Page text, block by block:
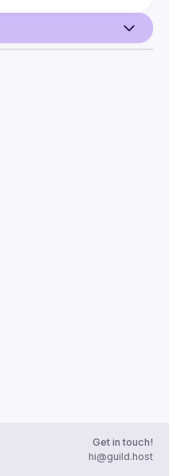
Get in touch!
hi@guild.host